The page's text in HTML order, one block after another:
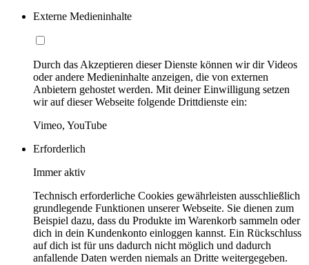
Externe Medieninhalte
Durch das Akzeptieren dieser Dienste können wir dir Videos
oder andere Medieninhalte anzeigen, die von externen
Anbietern gehostet werden. Mit deiner Einwilligung setzen
wir auf dieser Webseite folgende Drittdienste ein:
Vimeo, YouTube
Erforderlich
Immer aktiv
Technisch erforderliche Cookies gewährleisten ausschließlich
grundlegende Funktionen unserer Webseite. Sie dienen zum
Beispiel dazu, dass du Produkte im Warenkorb sammeln oder
dich in dein Kundenkonto einloggen kannst. Ein Rückschluss
auf dich ist für uns dadurch nicht möglich und dadurch
anfallende Daten werden niemals an Dritte weitergegeben.